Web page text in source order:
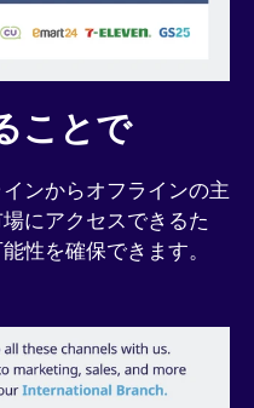
ことで
ンからオフラインの主
にアクセスできるた
性を確保できます。